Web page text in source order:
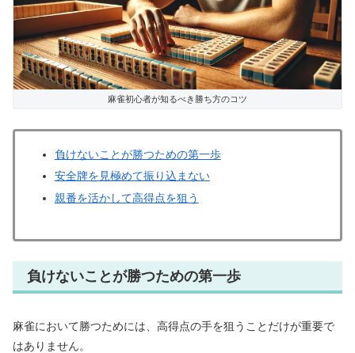
麻雀初心者が知るべき勝ち方のコツ
負けないことが勝つための第一歩
安全牌を見極めて振り込まない
親番を活かして高得点を狙う
負けないことが勝つための第一歩
麻雀において勝つためには、高得点の手を狙うことだけが重要で
はありません。